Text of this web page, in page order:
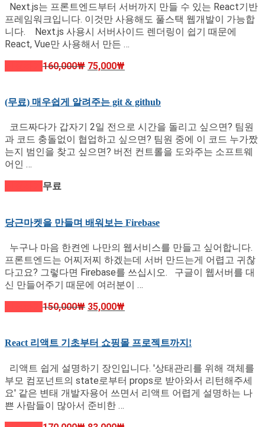
Next.js는 프론트엔드부터 서버까지 만들 수 있는 React기반
프레임워크입니다. 이것만 사용해도 풀스택 웹개발이 가능합
니다. Next.js 사용시 서버사이드 렌더링이 쉽기 때문에
React, Vue만 사용해서 만든 …
160,000₩ 75,000₩
(무료) 매우쉽게 알려주는 git & github
코드짜다가 갑자기 2일 전으로 시간을 돌리고 싶으면? 팀원
과 코드 충돌없이 협업하고 싶으면? 팀원 중에 이 코드 누가짰
는지 범인을 찾고 싶으면? 버전 컨트롤을 도와주는 소프트웨
어인 …
무료
당근마켓을 만들며 배워보는 Firebase
누구나 마음 한켠엔 나만의 웹서비스를 만들고 싶어합니다.
프론트엔드는 어찌저찌 하겠는데 서버 만드는게 어렵고 귀찮
다고요? 그렇다면 Firebase를 쓰십시오. 구글이 웹서버를 대
신 만들어주기 때문에 여러분이 …
150,000₩ 35,000₩
React 리액트 기초부터 쇼핑몰 프로젝트까지!
리액트 쉽게 설명하기 장인입니다. '상태관리를 위해 객체를
부모 컴포넌트의 state로부터 props로 받아와서 리턴해주세
요' 같은 변태 개발자용어 쓰면서 리액트 어렵게 설명하는 나
쁜 사람들이 많아서 준비한 …